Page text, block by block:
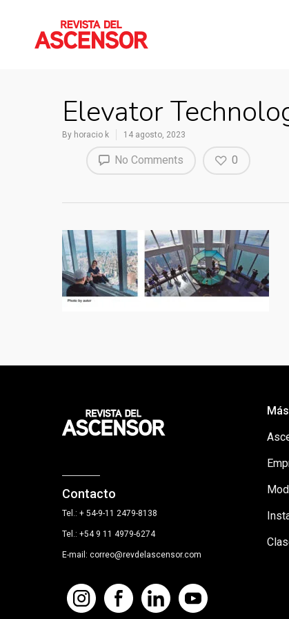
Elevator
By horacio k 14 agosto, 2023
No Comments 0
Contacto
Tel.: + 54-9-11 2479-8138
Tel.: +54 9 11 4979-6274
E-mail: correo@revdelascensor.com